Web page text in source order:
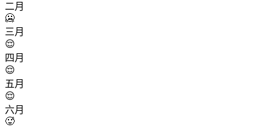
二月
🥶
三月
😌
四月
😌
五月
😌
六月
🥵